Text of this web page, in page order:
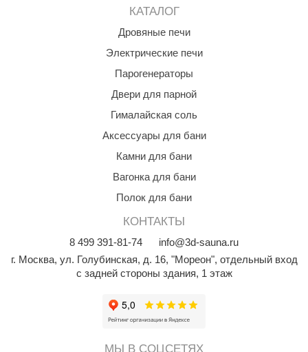
КАТАЛОГ
Дровяные печи
Электрические печи
Парогенераторы
Двери для парной
Гималайская соль
Аксессуары для бани
Камни для бани
Вагонка для бани
Полок для бани
КОНТАКТЫ
8 499 391-81-74
info@3d-sauna.ru
г. Москва, ул. Голубинская, д. 16, "Мореон", отдельный вход
с задней стороны здания, 1 этаж
МЫ В СОЦСЕТЯХ